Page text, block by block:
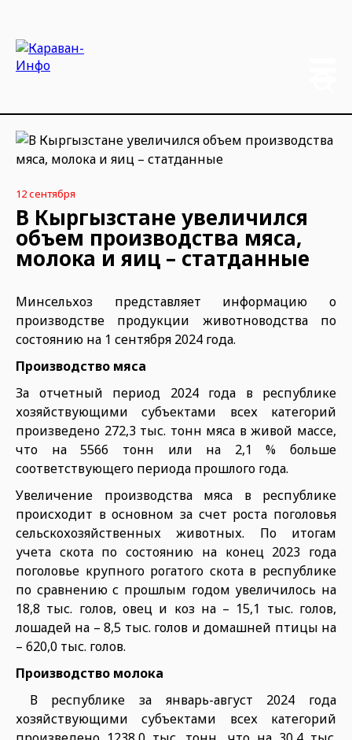
12 сентября
В Кыргызстане увеличился
объем производства мяса,
молока и яиц – статданные
Минсельхоз представляет информацию о
производстве продукции животноводства по
состоянию на 1 сентября 2024 года.
Производство мяса
За отчетный период 2024 года в республике
хозяйствующими субъектами всех категорий
произведено 272,3 тыс. тонн мяса в живой массе,
что на 5566 тонн или на 2,1 % больше
соответствующего периода прошлого года.
Увеличение производства мяса в республике
происходит в основном за счет роста поголовья
сельскохозяйственных животных. По итогам
учета скота по состоянию на конец 2023 года
поголовье крупного рогатого скота в республике
по сравнению с прошлым годом увеличилось на
18,8 тыс. голов, овец и коз на – 15,1 тыс. голов,
лошадей на – 8,5 тыс. голов и домашней птицы на
– 620,0 тыс. голов.
Производство молока
В республике за январь-август 2024 года
хозяйствующими субъектами всех категорий